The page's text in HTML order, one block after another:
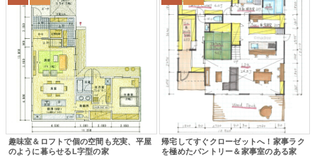
趣味室＆ロフトで個の空間も充実、平屋
のように暮らせるL字型の家
帰宅してすぐクローゼットへ！家事ラク
を極めたパントリー＆家事室のある家